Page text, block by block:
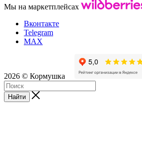
Мы на маркетплейсах
Вконтакте
Telegram
MAX
2026 © Кормушка
Найти